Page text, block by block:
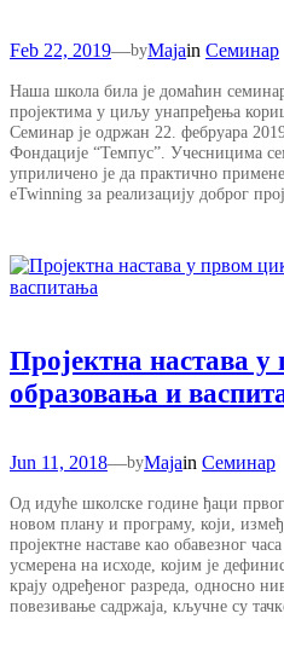
Feb 22, 2019—byMajain Семинар
Наша школа била је домаћин
пројектима у циљу унапређења
Семинар је одржан 22. фебруара
Фондације “Темпус”. Учесницима
уприличено је да практично
eTwinning за реализацију доброг
Пројектна настава
образовања и
Jun 11, 2018—byMajain Семинар
Од идуће школске године ђаци
новом плану и програму, који,
пројектне наставе као обавезног
усмерена на исходе, којим је
крају одређеног разреда, односно
повезивање садржаја, кључне су